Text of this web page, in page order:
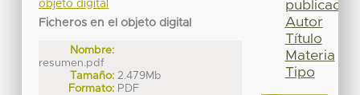
objeto digital
Ficheros en el objeto digital
Nombre:
resumen.pdf
Tamaño: 2.479Mb
Formato: PDF
publicación
Autor
Título
Materia
Tipo